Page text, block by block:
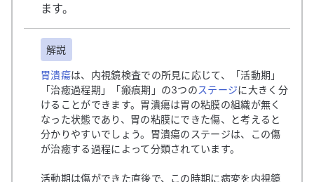
ます。
解説
胃潰瘍は、内視鏡検査での所見に応じて、「活動期」
「治癒過程期」「瘢痕期」の3つのステージに大きく分
けることができます。胃潰瘍は胃の粘膜の組織が無く
なった状態であり、胃の粘膜にできた傷、と考えると
分かりやすいでしょう。胃潰瘍のステージは、この傷
が治癒する過程によって分類されています。
活動期は傷ができた直後で、この時期に病変を内視鏡